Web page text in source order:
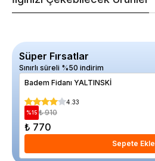
Süper Fırsatlar
Sınırlı süreli %50 indirim
Badem Fidanı YALTINSKİ
4.33
%15 ₺ 910
₺ 770
Sepete Ekle